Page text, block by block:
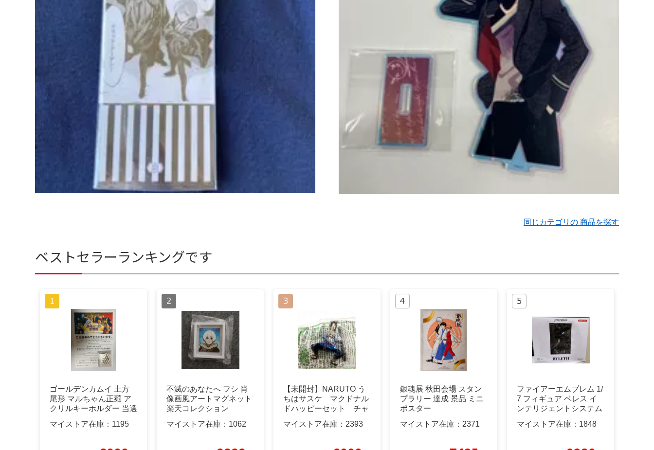
同じカテゴリの 商品を探す
ベストセラーランキングです
ゴールデンカムイ 土方
尾形 マルちゃん正麺 ア
クリルキーホルダー 当選
マイストア在庫： 1195
不滅のあなたへ フシ 肖
像画風アートマグネット
楽天コレクション
マイストア在庫： 1062
【未開封】NARUTO う
ちはサスケ マクドナル
ドハッピーセット チャ
マイストア在庫： 2393
銀魂展 秋田会場 スタン
プラリー 達成 景品 ミニ
ポスター
マイストア在庫： 2371
ファイアーエムブレム 1/
7 フィギュア ベレス イ
ンテリジェントシステム
マイストア在庫： 1848